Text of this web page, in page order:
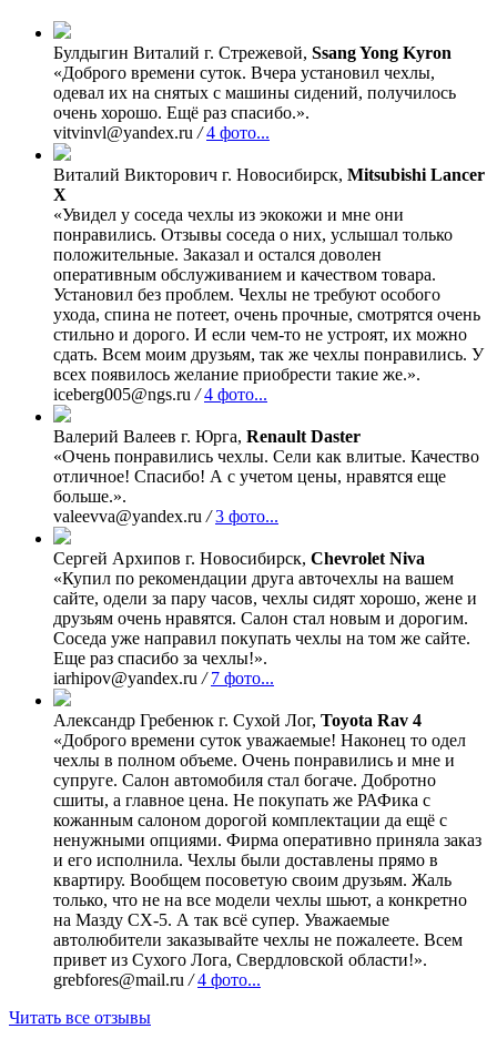
Булдыгин Виталий г. Стрежевой, Ssang Yong Kyron
«Доброго времени суток. Вчера установил чехлы,
одевал их на снятых с машины сидений, получилось
очень хорошо. Ещё раз спасибо.».
vitvinvl@yandex.ru / 4 фото...
Виталий Викторович г. Новосибирск, Mitsubishi Lancer
X
«Увидел у соседа чехлы из экокожи и мне они
понравились. Отзывы соседа о них, услышал только
положительные. Заказал и остался доволен
оперативным обслуживанием и качеством товара.
Установил без проблем. Чехлы не требуют особого
ухода, спина не потеет, очень прочные, смотрятся очень
стильно и дорого. И если чем-то не устроят, их можно
сдать. Всем моим друзьям, так же чехлы понравились. У
всех появилось желание приобрести такие же.».
iceberg005@ngs.ru / 4 фото...
Валерий Валеев г. Юрга, Renault Daster
«Очень понравились чехлы. Сели как влитые. Качество
отличное! Спасибо! А с учетом цены, нравятся еще
больше.».
valeevva@yandex.ru / 3 фото...
Сергей Архипов г. Новосибирск, Chevrolet Niva
«Купил по рекомендации друга авточехлы на вашем
сайте, одели за пару часов, чехлы сидят хорошо, жене и
друзьям очень нравятся. Салон стал новым и дорогим.
Соседа уже направил покупать чехлы на том же сайте.
Еще раз спасибо за чехлы!».
iarhipov@yandex.ru / 7 фото...
Александр Гребенюк г. Сухой Лог, Toyota Rav 4
«Доброго времени суток уважаемые! Наконец то одел
чехлы в полном объеме. Очень понравились и мне и
супруге. Салон автомобиля стал богаче. Добротно
сшиты, а главное цена. Не покупать же РАФика с
кожанным салоном дорогой комплектации да ещё с
ненужными опциями. Фирма оперативно приняла заказ
и его исполнила. Чехлы были доставлены прямо в
квартиру. Вообщем посоветую своим друзьям. Жаль
только, что не на все модели чехлы шьют, а конкретно
на Мазду СХ-5. А так всё супер. Уважаемые
автолюбители заказывайте чехлы не пожалеете. Всем
привет из Сухого Лога, Свердловской области!».
grebfores@mail.ru / 4 фото...
Читать все отзывы